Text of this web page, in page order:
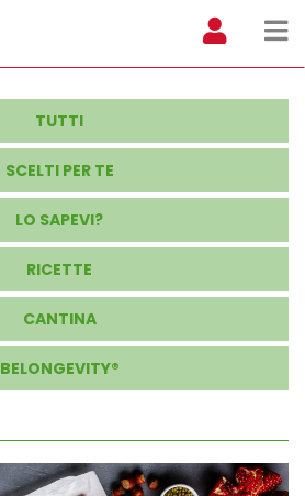
TUTTI
SCELTI PER TE
LO SAPEVI?
RICETTE
CANTINA
BELONGEVITY®